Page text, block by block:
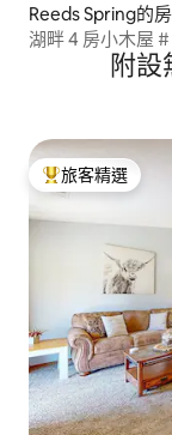
Reeds Spring的
湖畔 4 房小木屋
附設
旅客精選榜首
旅客精選